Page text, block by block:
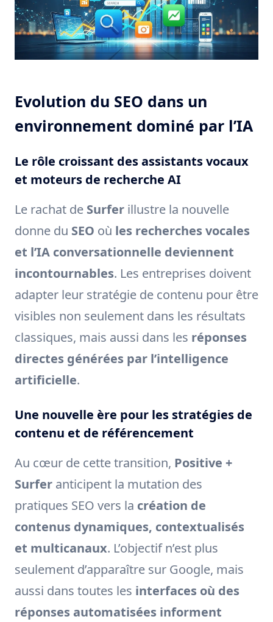
Evolution du SEO dans un
environnement dominé par l’IA
Le rôle croissant des assistants vocaux
et moteurs de recherche AI
Le rachat de Surfer illustre la nouvelle
donne du SEO où les recherches vocales
et l’IA conversationnelle deviennent
incontournables. Les entreprises doivent
adapter leur stratégie de contenu pour être
visibles non seulement dans les résultats
classiques, mais aussi dans les réponses
directes générées par l’intelligence
artificielle.
Une nouvelle ère pour les stratégies de
contenu et de référencement
Au cœur de cette transition, Positive +
Surfer anticipent la mutation des
pratiques SEO vers la création de
contenus dynamiques, contextualisés
et multicanaux. L’objectif n’est plus
seulement d’apparaître sur Google, mais
aussi dans toutes les interfaces où des
réponses automatisées informent